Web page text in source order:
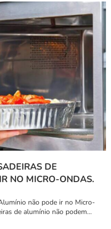
DE
NO MICRO-ONDAS.
não pode ir no Micro-
de alumínio não podem…